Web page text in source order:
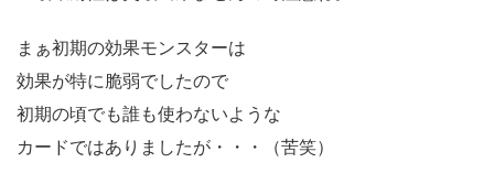
まぁ初期の効果モンスターは
効果が特に脆弱でしたので
初期の頃でも誰も使わないような
カードではありましたが・・・（苦笑）